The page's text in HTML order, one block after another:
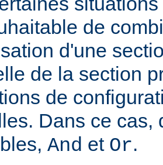
de
d'une
de la section
de
Dans ce cas,
And et Or.